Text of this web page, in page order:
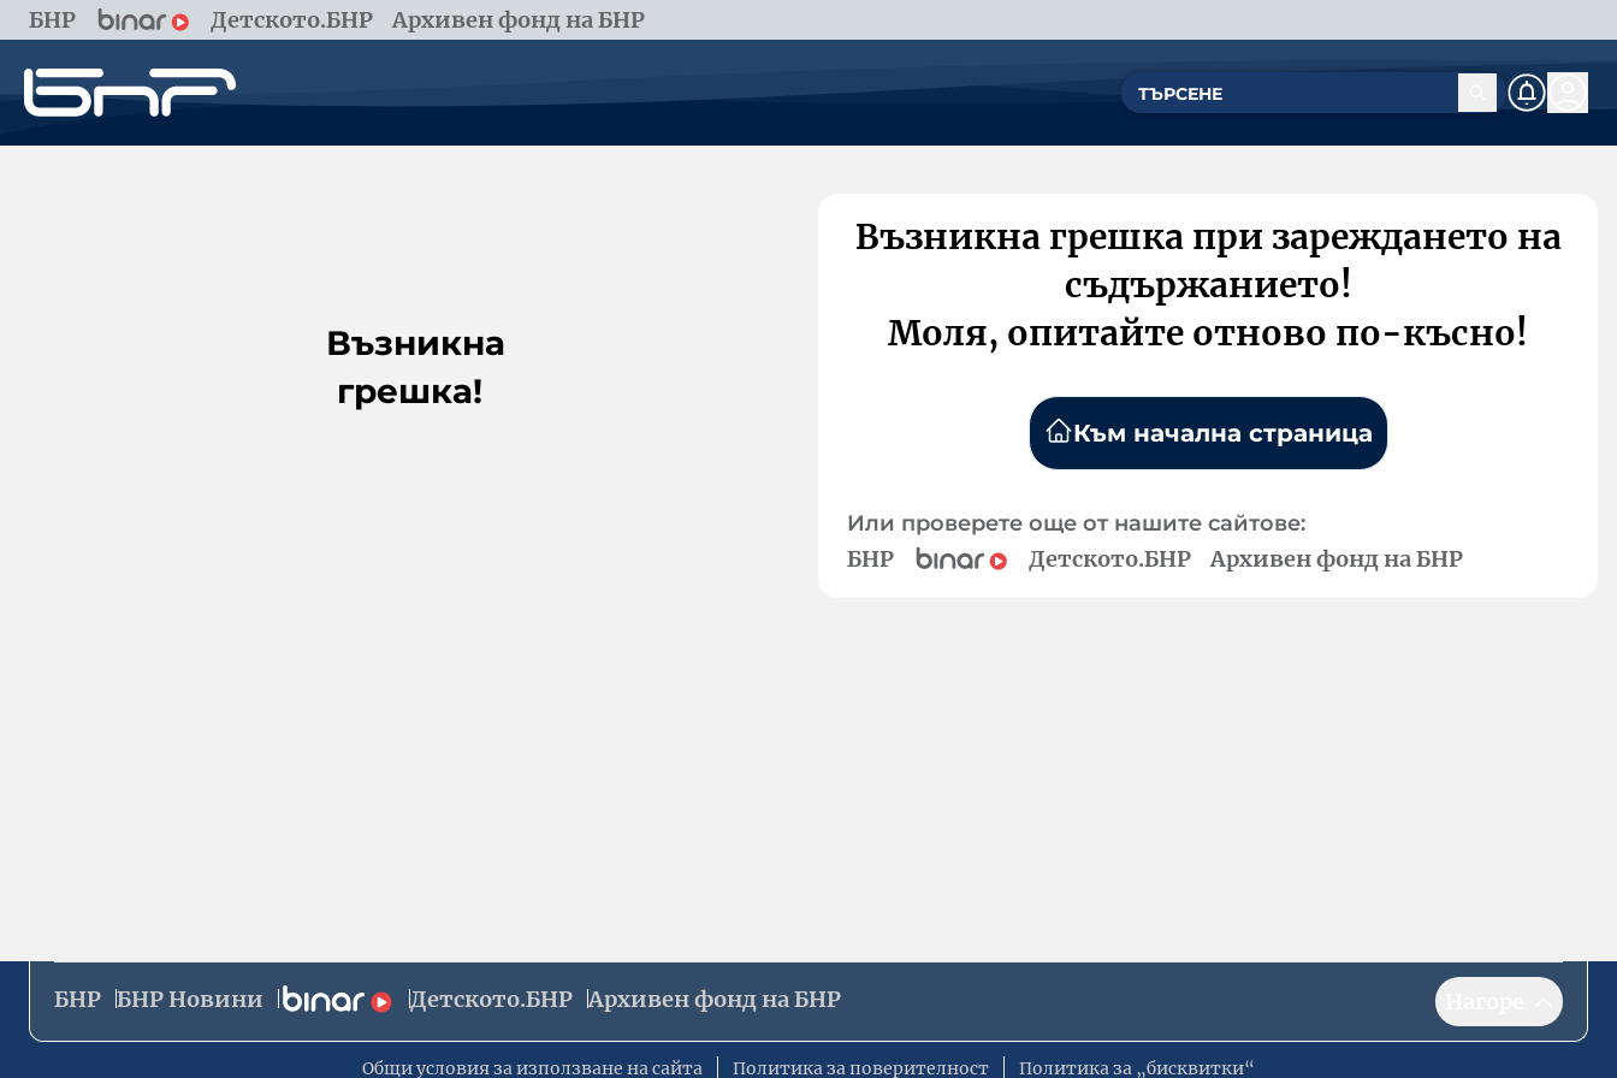
БНР Детското.БНР Архивен фонд на БНР
Възникна
грешка!
Възникна грешка при зареждането на
съдържанието!
Моля, опитайте отново по-късно!
Към начална страница
Или проверете още от нашите сайтове:
БНР Детското.БНР Архивен фонд на БНР
БНР БНР Новини Детското.БНР Архивен фонд на БНР
Общи условия за използване на сайта Политика за поверителност Политика за „бисквитки“